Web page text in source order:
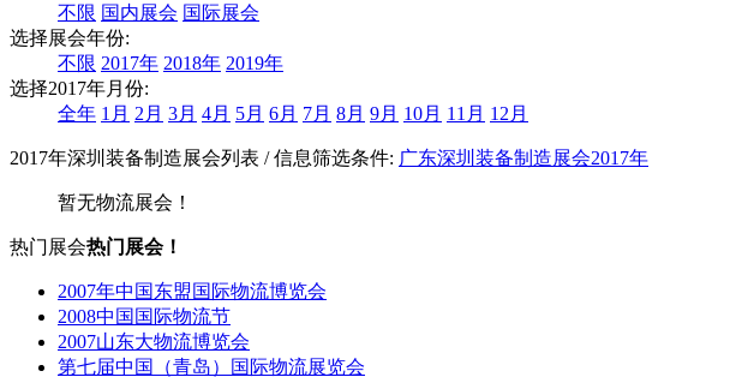
不限 国内展会 国际展会
选择展会年份:
不限 2017年 2018年 2019年
选择2017年月份:
全年 1月 2月 3月 4月 5月 6月 7月 8月 9月 10月 11月 12月
2017年深圳装备制造展会列表 / 信息筛选条件: 广东深圳 装备制造展会2017年
暂无物流展会！
热门展会热门展会！
2007年中国东盟国际物流博览会
2008中国国际物流节
2007山东大物流博览会
第七届中国（青岛）国际物流展览会